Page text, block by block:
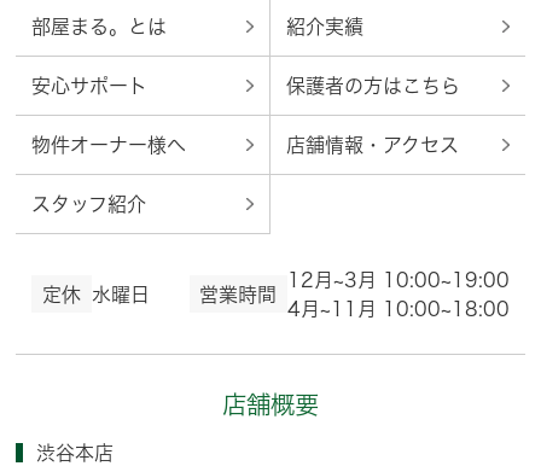
部屋まる。とは 紹介実績
安心サポート 保護者の方はこちら
物件オーナー様へ 店舗情報・アクセス
スタッフ紹介
定休 水曜日 営業時間
12月~3月 10:00~19:00
4月~11月 10:00~18:00
店舗概要
渋谷本店